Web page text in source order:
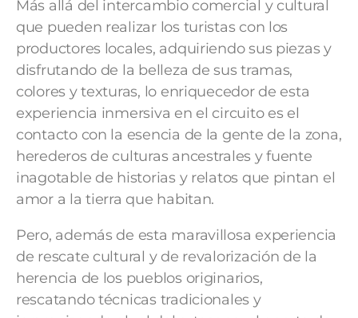
Más allá del intercambio comercial y cultural
que pueden realizar los turistas con los
productores locales, adquiriendo sus piezas y
disfrutando de la belleza de sus tramas,
colores y texturas, lo enriquecedor de esta
experiencia inmersiva en el circuito es el
contacto con la esencia de la gente de la zona,
herederos de culturas ancestrales y fuente
inagotable de historias y relatos que pintan el
amor a la tierra que habitan.
Pero, además de esta maravillosa experiencia
de rescate cultural y de revalorización de la
herencia de los pueblos originarios,
rescatando técnicas tradicionales y